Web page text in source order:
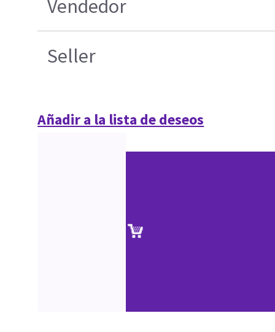
Vendedor
Seller
Añadir a la lista de deseos